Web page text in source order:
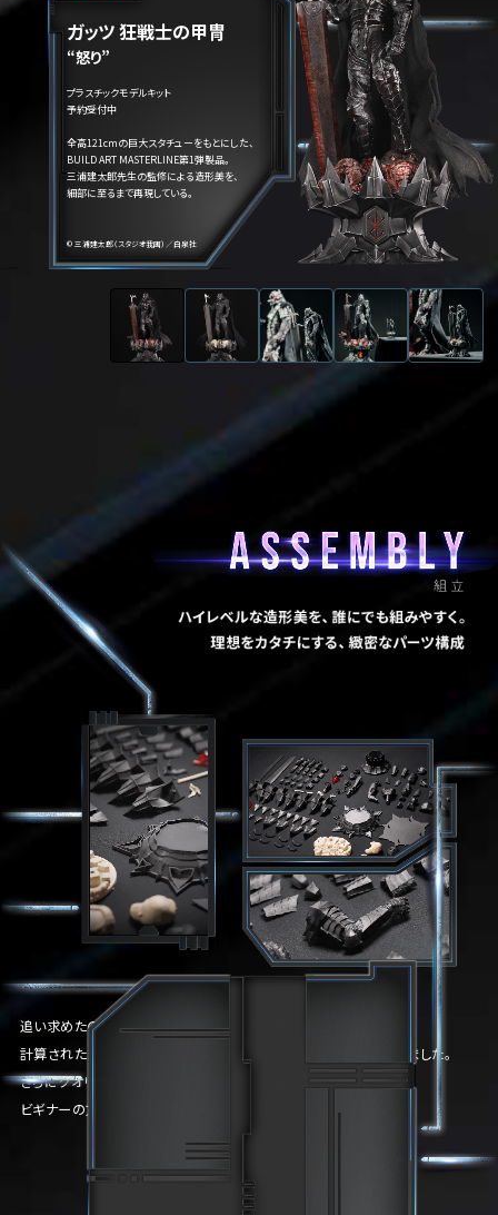
ガッツ 狂戦士の甲冑
“怒り”
プラスチックモデルキット
予約受付中
全高121cmの巨大スタチューをもとにした、
BUILD ART MASTERLINE第1弾製品。
三浦建太郎先生の監修による造形美を、
細部に至るまで再現している。
© 三浦建太郎（スタジオ我画）／白泉社
追い求めたのは、限りなくスタチューに迫る造形美。
計算されたパーツ構成により、高密度なディテール再現を可能にしました。
さらにクオリティと同時にストレスフリーな製作工程も実現。
ビギナーの方にも嬉しい、組みやすさも備えています。